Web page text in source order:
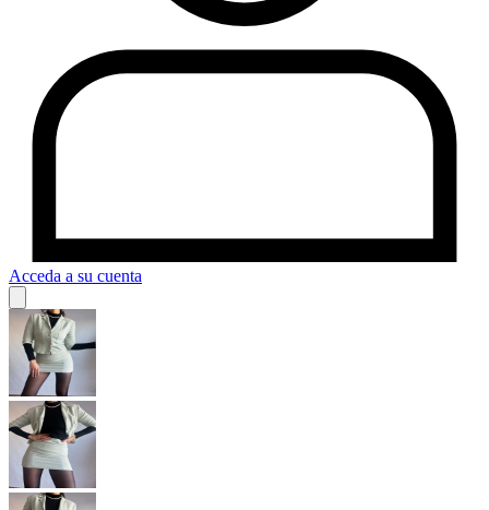
Acceda a su cuenta